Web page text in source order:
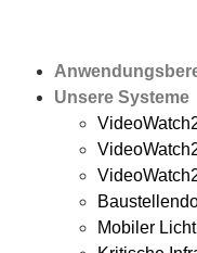
Unsere Systeme
Mobiler